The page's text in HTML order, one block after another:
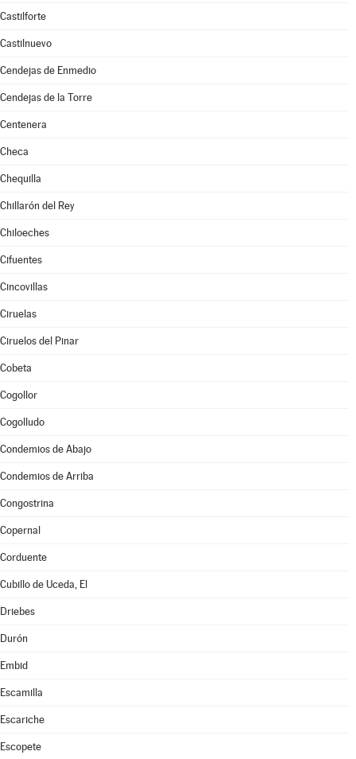
Castilforte
Castilnuevo
Cendejas de Enmedio
Cendejas de la Torre
Centenera
Checa
Chequilla
Chillarón del Rey
Chiloeches
Cifuentes
Cincovillas
Ciruelas
Ciruelos del Pinar
Cobeta
Cogollor
Cogolludo
Condemios de Abajo
Condemios de Arriba
Congostrina
Copernal
Corduente
Cubillo de Uceda, El
Driebes
Durón
Embid
Escamilla
Escariche
Escopete